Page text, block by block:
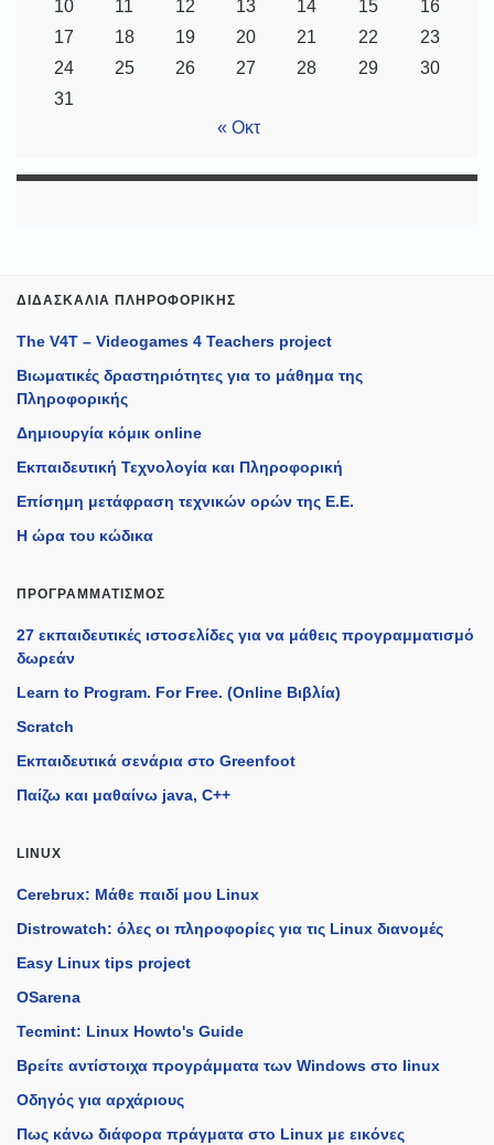
10 11 12 13 14 15
16
17
18 19 20 21 22
23
24
25 26 27 28 29
30
31
« Οκτ
ΔΙΔΑΣΚΑΛΊΑ ΠΛΗΡΟΦΟΡΙΚΉΣ
The V4T – Videogames 4 Teachers project
Βιωματικές δραστηριότητες για το μάθημα της
Πληροφορικής
Δημιουργία κόμικ online
Εκπαιδευτική Τεχνολογία και Πληροφορική
Επίσημη μετάφραση τεχνικών ορών της Ε.Ε.
Η ώρα του κώδικα
ΠΡΟΓΡΑΜΜΑΤΙΣΜΌΣ
27 εκπαιδευτικές ιστοσελίδες για να μάθεις προγραμματισμό
δωρεάν
Learn to Program. For Free. (Online Βιβλία)
Scratch
Εκπαιδευτικά σενάρια στο Greenfoot
Παίζω και μαθαίνω java, C++
LINUX
Cerebrux: Μάθε παιδί μου Linux
Distrowatch: όλες οι πληροφορίες για τις Linux διανομές
Easy Linux tips project
OSarena
Tecmint: Linux Howto's Guide
Βρείτε αντίστοιχα προγράμματα των Windows στο linux
Οδηγός για αρχάριους
Πως κάνω διάφορα πράγματα στο Linux με εικόνες